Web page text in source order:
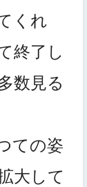
くれ
終了し
数見る
ての姿
大して